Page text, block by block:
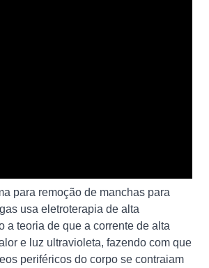
para remoção de manchas para
usa eletroterapia de alta
a teoria de que a corrente de alta
e luz ultravioleta, fazendo com que
periféricos do corpo se contraiam